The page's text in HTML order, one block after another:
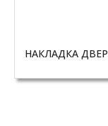
НАКЛАДКА